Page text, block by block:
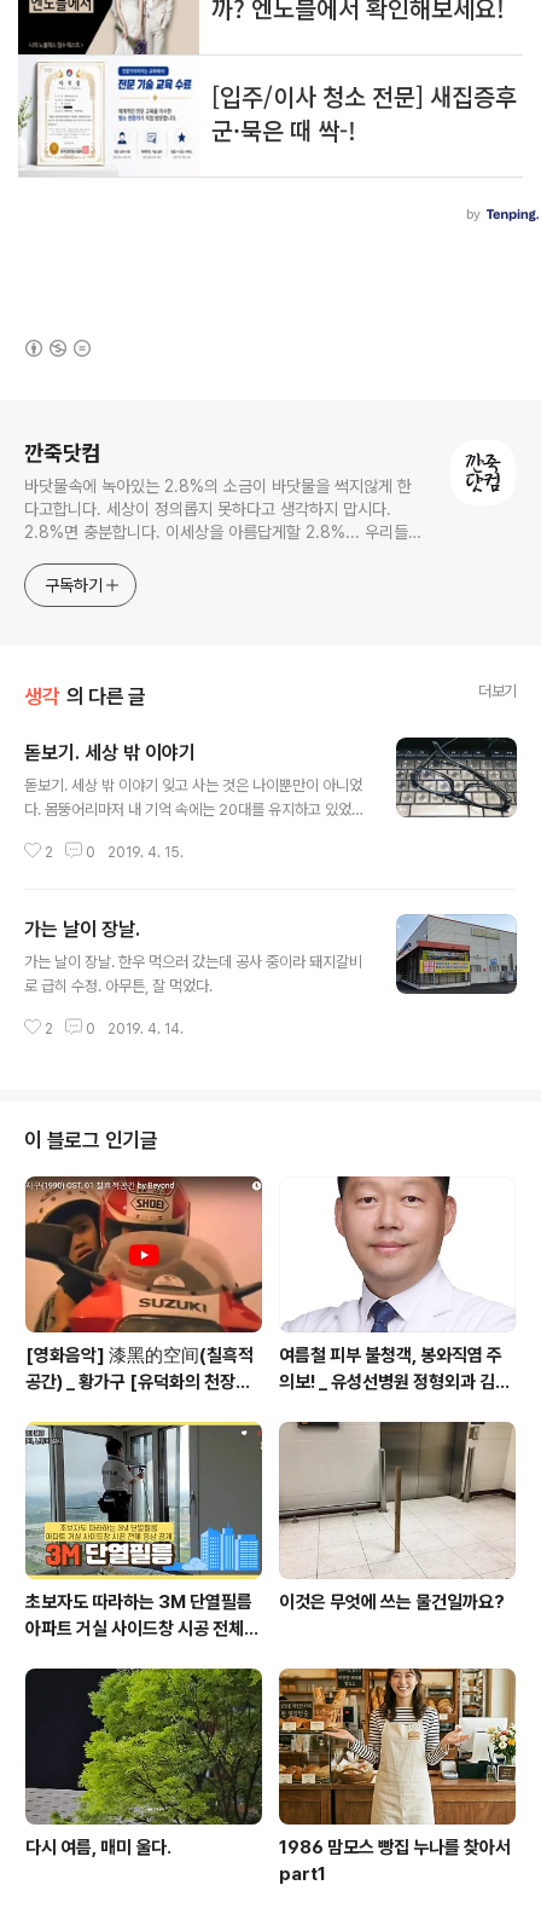
깐죽닷컴
바닷물속에 녹아있는 2.8%의 소금이 바닷물을 썩지않게 한
다고합니다. 세상이 정의롭지 못하다고 생각하지 맙시다.
2.8%면 충분합니다. 이세상을 아름답게할 2.8%... 우리들의
구독하기
생각 의 다른 글 더보기
돋보기. 세상 밖 이야기
돋보기. 세상 밖 이야기 잊고 사는 것은 나이뿐만이 아니었
다. 몸뚱어리마저 내 기억 속에는 20대를 유지하고 있었는
거렸다. 돋보기를 권하는 안경사. 잊었던 세월의 기억과 지
2 0 2019. 4. 15.
가는 날이 장날.
가는 날이 장날. 한우 먹으러 갔는데 공사 중이라 돼지갈비
로 급히 수정. 아무튼, 잘 먹었다.
2 0 2019. 4. 14.
이 블로그 인기글
[영화음악] 漆黑的空间(칠흑적
공간) _ 황가구 [유덕화의 천장지
여름철 피부 불청객, 봉와직염 주
의보! _ 유성선병원 정형외과 김의
초보자도 따라하는 3M 단열필름
아파트 거실 사이드창 시공 전체
이것은 무엇에 쓰는 물건일까요?
다시 여름, 매미 울다.
1986 맘모스 빵집 누나를 찾아서
part1